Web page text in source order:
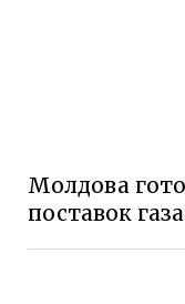
Молдова
поставок